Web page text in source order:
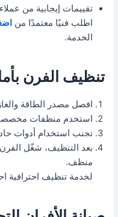
تقييمات إيجابية من
اطلب فنيًا معتمدًا من
الخدمة.
تنظيف الفرن
افصل مصدر الطاقة
استخدم منظفات مخصصة
تجنب استخدام أدوات
بعد التنظيف، شغّل
منظف.
لخدمة تنظيف احترافية